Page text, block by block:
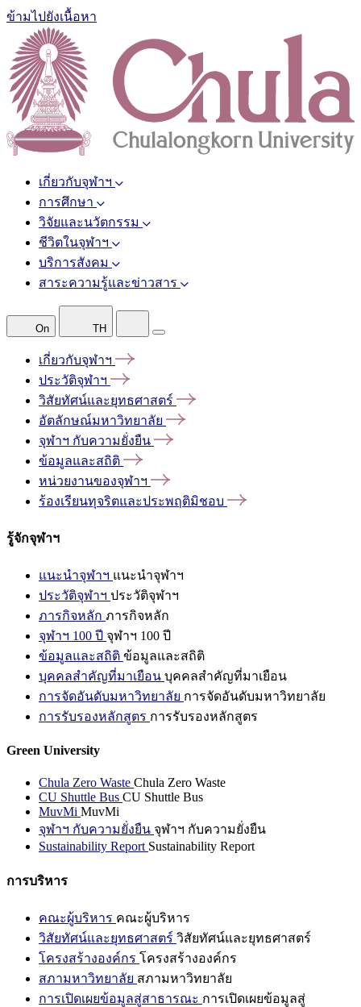
ข้ามไปยังเนื้อหา
เกี่ยวกับจุฬาฯ
การศึกษา
วิจัยและนวัตกรรม
ชีวิตในจุฬาฯ
บริการสังคม
สาระความรู้และข่าวสาร
On TH
เกี่ยวกับจุฬาฯ
ประวัติจุฬาฯ
วิสัยทัศน์และยุทธศาสตร์
อัตลักษณ์มหาวิทยาลัย
จุฬาฯ กับความยั่งยืน
ข้อมูลและสถิติ
หน่วยงานของจุฬาฯ
ร้องเรียนทุจริตและประพฤติมิชอบ
รู้จักจุฬาฯ
แนะนำจุฬาฯ แนะนำจุฬาฯ
ประวัติจุฬาฯ ประวัติจุฬาฯ
ภารกิจหลัก ภารกิจหลัก
จุฬาฯ 100 ปี จุฬาฯ 100 ปี
ข้อมูลและสถิติ ข้อมูลและสถิติ
บุคคลสำคัญที่มาเยือน บุคคลสำคัญที่มาเยือน
การจัดอันดับมหาวิทยาลัย การจัดอันดับมหาวิทยาลัย
การรับรองหลักสูตร การรับรองหลักสูตร
Green University
Chula Zero Waste Chula Zero Waste
CU Shuttle Bus CU Shuttle Bus
MuvMi MuvMi
จุฬาฯ กับความยั่งยืน จุฬาฯ กับความยั่งยืน
Sustainability Report Sustainability Report
การบริหาร
คณะผู้บริหาร คณะผู้บริหาร
วิสัยทัศน์และยุทธศาสตร์ วิสัยทัศน์และยุทธศาสตร์
โครงสร้างองค์กร โครงสร้างองค์กร
สภามหาวิทยาลัย สภามหาวิทยาลัย
การเปิดเผยข้อมูลสู่สาธารณะ การเปิดเผยข้อมูลสู่